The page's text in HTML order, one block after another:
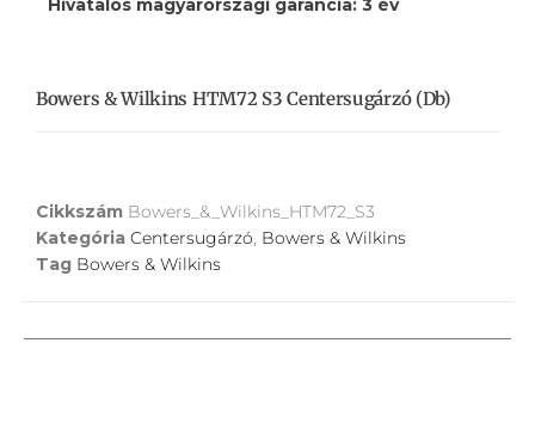
Hivatalos magyarországi garancia: 3 év
Bowers & Wilkins HTM72 S3 Centersugárzó (db)
Cikkszám Bowers_&_Wilkins_HTM72_S3
Kategória Centersugárzó, Bowers & Wilkins
Tag Bowers & Wilkins